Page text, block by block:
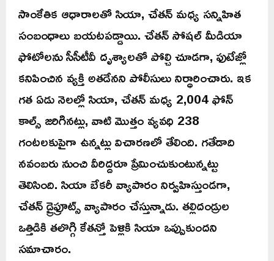
సాంకేతిక ఆధారాలతో సియా, చేతన్ మధ్య సన్నిహిత
సంబంధాలు బయటపడ్డాయి. చేతన్ సోషల్ మీడియా
ఫోటోలను సీసీటీవీ దృశ్యాలతో పోల్చి చూడగా, ఫుటేజ్లో
కనిపించిన వ్యక్తి అతడేనని పోలీసులు నిర్ధారించారు. ఇక
గత ఏడు నెలల్లో సియా, చేతన్ మధ్య 2,004 ఫోన్
కాల్స్ జరిగినట్లు, వాటి మొత్తం వ్యవధి 238
గంటలకుపైగా ఉన్నట్లు విచారణలో తేలింది. గతేడాది
నవంబరు నుంచి వీరిద్దరూ ప్రేమించుకుంటున్నట్టు
తెలిసింది. సియా బేకరీ వ్యాపారం నిర్వహిస్తుండగా,
చేతన్ డ్రైఫ్రూట్స్ వ్యాపారం చేస్తున్నాడు. తల్లిదండ్రుల
ఒత్తిడికి తలొగ్గి కేతన్తో పెళ్లికి సియా ఒప్పుకుందని
సమాచారం.